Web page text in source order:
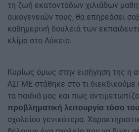
τη ζωή εκατοντάδων χιλιάδων
οικογενειών τους, θα επηρεάσει
καθημερινή δουλειά των
κλίμα στο Λύκειο.
Κυρίως όμως στην εισήγηση της η
ΑΣΓΜΕ στάθηκε στο τι διεκδικούμε
τα παιδιά μας και πως
προβληματική λειτουργία τόσο
σχολείου γενικότερα.